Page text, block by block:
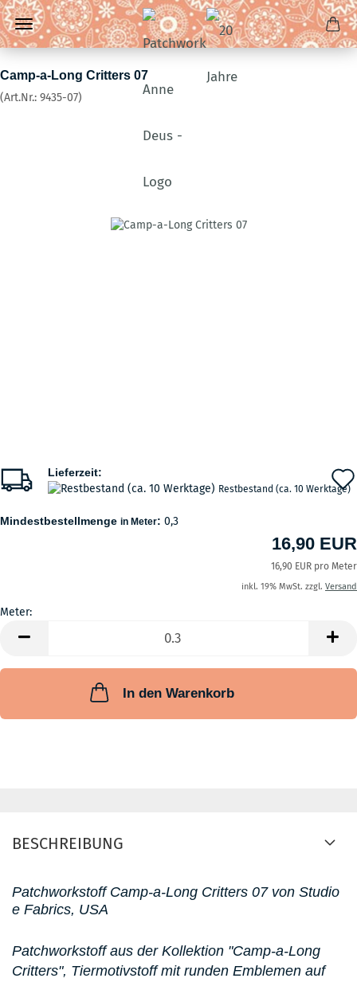
Camp-a-Long Critters 07
(Art.Nr.: 9435-07)
Lieferzeit:
Restbestand (ca. 10 Werktage)
Mindestbestellmenge in Meter: 0,3
16,90 EUR
16,90 EUR pro Meter
inkl. 19% MwSt. zzgl. Versand
Meter:
In den Warenkorb
BESCHREIBUNG
Patchworkstoff Camp-a-Long Critters 07 von Studio
e Fabrics, USA
Patchworkstoff aus der Kollektion "Camp-a-Long
Critters", Tiermotivstoff mit runden Emblemen auf